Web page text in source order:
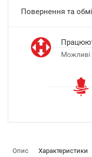
Повернення та
Можливі
Опис Характеристики